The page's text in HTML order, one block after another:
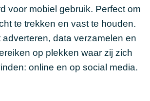
voor mobiel gebruik. Perfect om
te trekken en vast te houden.
data verzamelen en
op plekken waar zij zich
online en op social media.